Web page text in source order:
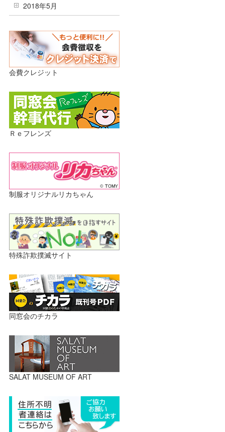
2018年5月
会費クレジット
Ｒｅフレンズ
制服オリジナルリカちゃん
特殊詐欺撲滅サイト
同窓会のチカラ
SALAT MUSEUM OF ART